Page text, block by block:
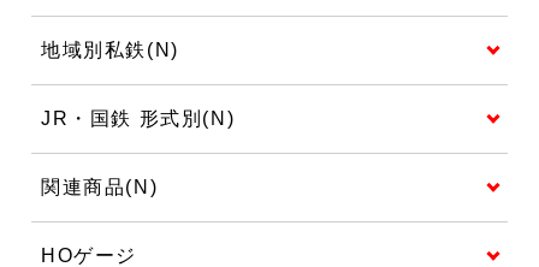
地域別私鉄(N)
JR・国鉄 形式別(N)
関連商品(N)
HOゲージ